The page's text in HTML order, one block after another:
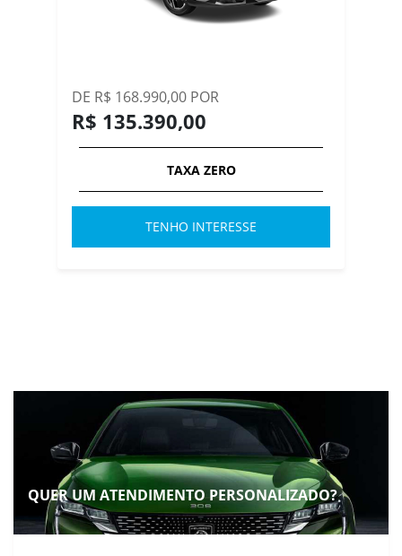
DE R$ 168.990,00 POR
R$ 135.390,00
TAXA ZERO
TENHO INTERESSE
QUER UM ATENDIMENTO PERSONALIZADO?